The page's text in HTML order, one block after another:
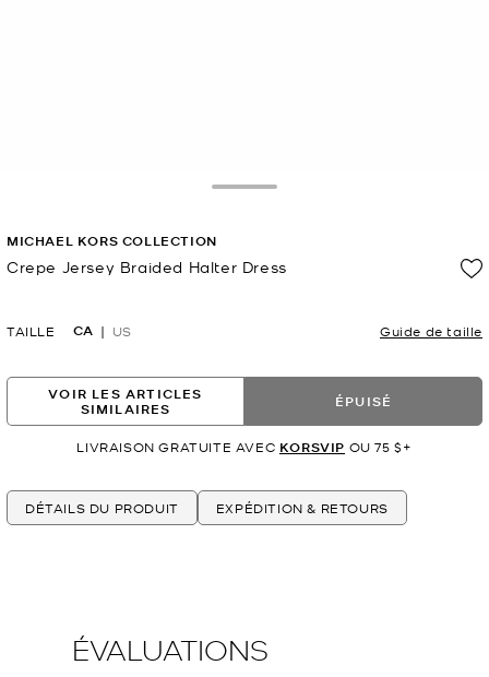
MICHAEL KORS COLLECTION
Crepe Jersey Braided Halter Dress
TAILLE CA US Guide de taille
VOIR LES ARTICLES
SIMILAIRES
ÉPUISÉ
LIVRAISON GRATUITE AVEC KORSVIP OU 75 $+
DÉTAILS DU PRODUIT EXPÉDITION & RETOURS